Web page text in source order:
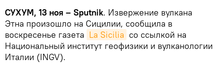
СУХУМ, 13 ноя – Sputnik. Извержение вулкана
Этна произошло на Сицилии, сообщила в
воскресенье газета La Sicilia со ссылкой на
Национальный институт геофизики и вулканологии
Италии (INGV).